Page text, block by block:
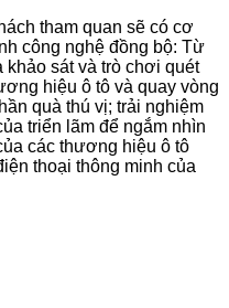
tham quan sẽ có cơ
công nghệ đồng bộ: Từ
khảo sát và trò chơi quét
hiệu ô tô và quay vòng
quà thú vị; trải nghiệm
triển lãm để ngắm nhìn
các thương hiệu ô tô
thoại thông minh của